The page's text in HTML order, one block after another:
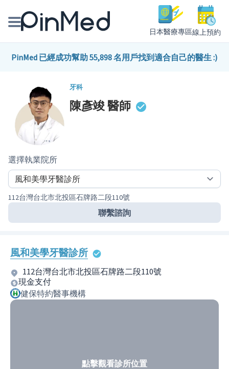
日本醫療專區線上預約
線上預約醫師、院所
健康主題館
PinMed 已經成功幫助 55,898 名用戶找到適合自己的醫生 :)
牙科
陳彥竣醫師
選擇執業院所
112台灣台北市北投區石牌路二段110號
聯繫諮詢
風和美學牙醫診所
112台灣台北市北投區石牌路二段110號
現金支付
健保特約醫事機構
點擊觀看診所位置